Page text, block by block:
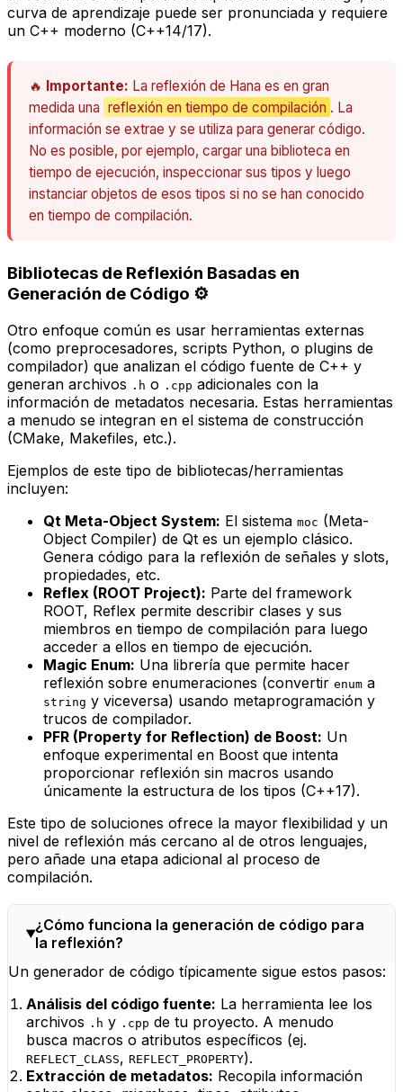
curva de aprendizaje puede ser pronunciada y requiere
un C++ moderno (C++14/17).
🔥 Importante: La reflexión de Hana es en gran
medida una reflexión en tiempo de compilación . La
información se extrae y se utiliza para generar código.
No es posible, por ejemplo, cargar una biblioteca en
tiempo de ejecución, inspeccionar sus tipos y luego
instanciar objetos de esos tipos si no se han conocido
en tiempo de compilación.
Bibliotecas de Reflexión Basadas en
Generación de Código ⚙️
Otro enfoque común es usar herramientas externas
(como preprocesadores, scripts Python, o plugins de
compilador) que analizan el código fuente de C++ y
generan archivos .h o .cpp adicionales con la
información de metadatos necesaria. Estas herramientas
a menudo se integran en el sistema de construcción
(CMake, Makefiles, etc.).
Ejemplos de este tipo de bibliotecas/herramientas
incluyen:
Qt Meta-Object System: El sistema moc (Meta-
Object Compiler) de Qt es un ejemplo clásico.
Genera código para la reflexión de señales y slots,
propiedades, etc.
Reflex (ROOT Project): Parte del framework
ROOT, Reflex permite describir clases y sus
miembros en tiempo de compilación para luego
acceder a ellos en tiempo de ejecución.
Magic Enum: Una librería que permite hacer
reflexión sobre enumeraciones (convertir enum a
string y viceversa) usando metaprogramación y
trucos de compilador.
PFR (Property for Reflection) de Boost: Un
enfoque experimental en Boost que intenta
proporcionar reflexión sin macros usando
únicamente la estructura de los tipos (C++17).
Este tipo de soluciones ofrece la mayor flexibilidad y un
nivel de reflexión más cercano al de otros lenguajes,
pero añade una etapa adicional al proceso de
compilación.
¿Cómo funciona la generación de código para
la reflexión?
Un generador de código típicamente sigue estos pasos:
Análisis del código fuente: La herramienta lee los
archivos .h y .cpp de tu proyecto. A menudo
busca macros o atributos específicos (ej.
REFLECT_CLASS, REFLECT_PROPERTY).
Extracción de metadatos: Recopila información